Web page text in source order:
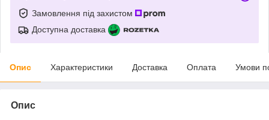
Замовлення під захистом
Доступна доставка
Опис Характеристики Доставка Оплата Умови
Опис